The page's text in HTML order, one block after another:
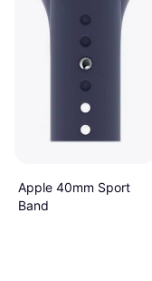
Apple 40mm Sport
Band